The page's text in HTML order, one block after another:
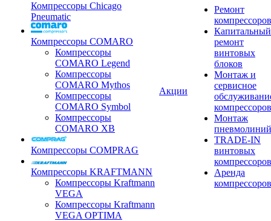
Компрессоры Chicago
Pneumatic
Компрессоры COMARO
Компрессоры
COMARO Legend
Компрессоры
COMARO Mythos
Компрессоры
COMARO Symbol
Компрессоры
COMARO XB
Компрессоры COMPRAG
Компрессоры KRAFTMANN
Компрессоры Kraftmann
VEGA
Компрессоры Kraftmann
VEGA OPTIMA
Акции
Ремонт
компрессоров
Капитальный
ремонт
винтовых
блоков
Монтаж и
сервисное
компрессоров
Монтаж
пневмолиний
TRADE-IN
винтовых
компрессоров
Аренда
компрессоров